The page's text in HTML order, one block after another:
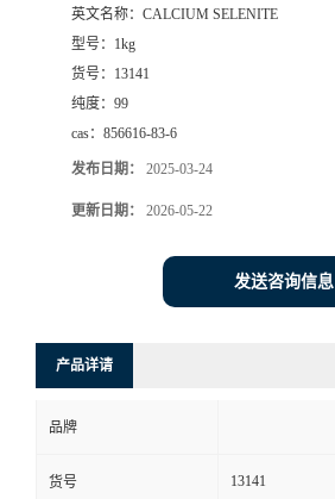
英文名称： CALCIUM SELENITE
型号： 1kg
货号： 13141
纯度： 99
cas： 856616-83-6
发布日期： 2025-03-24
更新日期： 2026-05-22
发送咨询信息
产品详请
品牌
货号 13141